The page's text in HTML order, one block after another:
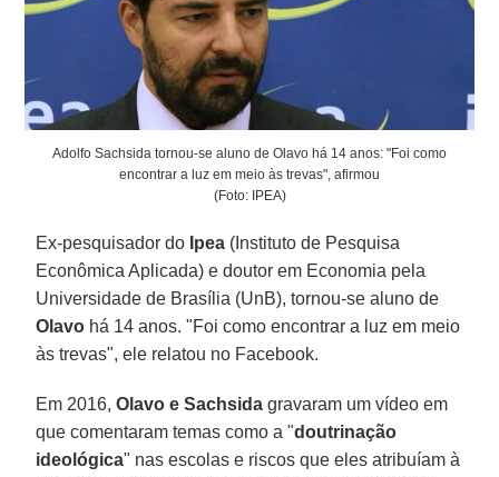
Adolfo Sachsida tornou-se aluno de Olavo há 14 anos: "Foi como
encontrar a luz em meio às trevas", afirmou
(Foto: IPEA)
Ex-pesquisador do Ipea (Instituto de Pesquisa
Econômica Aplicada) e doutor em Economia pela
Universidade de Brasília (UnB), tornou-se aluno de
Olavo há 14 anos. "Foi como encontrar a luz em meio
às trevas", ele relatou no Facebook.
Em 2016,Olavo e Sachsida gravaram um vídeo em
que comentaram temas como a "doutrinação
ideológica" nas escolas e riscos que eles atribuíam à